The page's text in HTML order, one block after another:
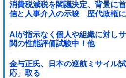
消費税減税を閣議決定、背景に
信と人事介入の示唆 歴代政権
務省、高市内閣に完全敗北
AIが指示なく個人や組織に対し
関の性能評価試験中！他
金与正氏、日本の巡航ミサイル
応」取る